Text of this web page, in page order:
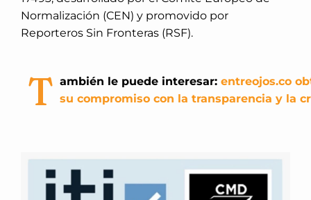
Normalización (CEN) y promovido por
Reporteros Sin Fronteras (RSF).
T ambién le puede interesar: entreojos.co
su compromiso con la transparencia y la